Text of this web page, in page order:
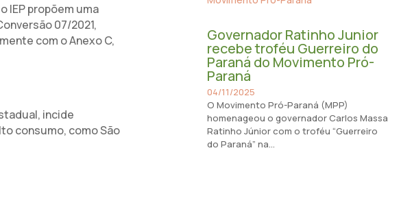
IEP propõem uma
07/2021,
com o Anexo C,
incide
consumo, como São
Governador Ratinho Junior
recebe troféu Guerreiro do
Paraná do Movimento Pró-
Paraná
04/11/2025
O Movimento Pró-Paraná (MPP)
homenageou o governador Carlos Massa
Ratinho Júnior com o troféu “Guerreiro
do Paraná” na...